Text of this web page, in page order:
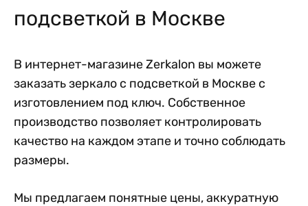
подсветкой в Москве
В интернет-магазине Zerkalon вы можете
заказать зеркало с подсветкой в Москве с
изготовлением под ключ. Собственное
производство позволяет контролировать
качество на каждом этапе и точно соблюдать
размеры.
Мы предлагаем понятные цены, аккуратную